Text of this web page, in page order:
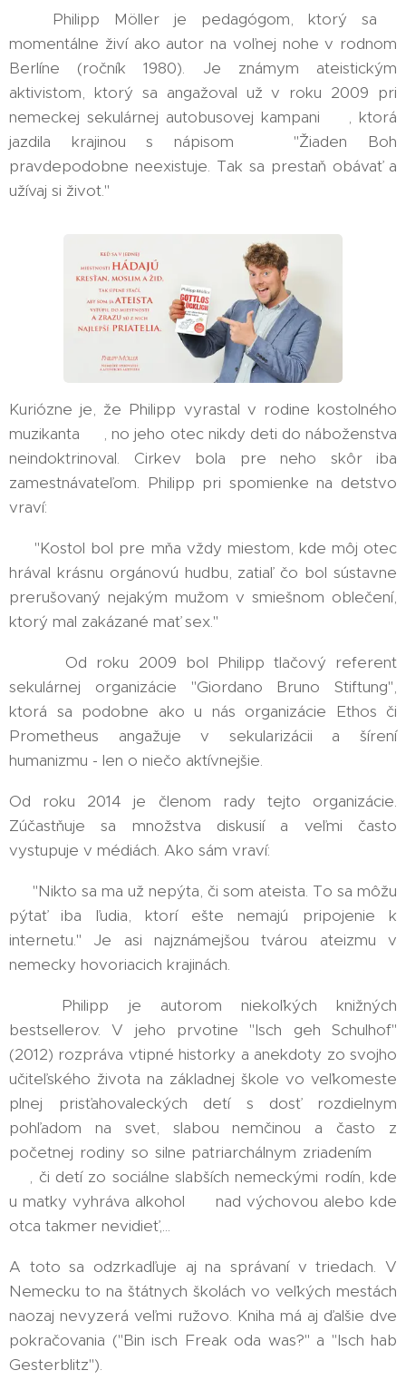
👨‍🏫 Philipp Möller je pedagógom, ktorý sa
momentálne živí ako autor na voľnej nohe v rodnom
Berlíne (ročník 1980). Je známym ateistickým
aktivistom, ktorý sa angažoval už v roku 2009 pri
nemeckej sekulárnej autobusovej kampani 🚌, ktorá
jazdila krajinou s nápisom ➡️ "Žiaden Boh
pravdepodobne neexistuje. Tak sa prestaň obávať a
užívaj si život."
Kuriózne je, že Philipp vyrastal v rodine kostolného
muzikanta 🎹, no jeho otec nikdy deti do náboženstva
neindoktrinoval. Cirkev bola pre neho skôr iba
zamestnávateľom. Philipp pri spomienke na detstvo
vraví:
👉 "Kostol bol pre mňa vždy miestom, kde môj otec
hrával krásnu orgánovú hudbu, zatiaľ čo bol sústavne
prerušovaný nejakým mužom v smiešnom oblečení,
ktorý mal zakázané mať sex." 😇
📰🎤 Od roku 2009 bol Philipp tlačový referent
sekulárnej organizácie "Giordano Bruno Stiftung",
ktorá sa podobne ako u nás organizácie Ethos či
Prometheus angažuje v sekularizácii a šírení
humanizmu - len o niečo aktívnejšie.
Od roku 2014 je členom rady tejto organizácie.
Zúčastňuje sa množstva diskusií a veľmi často
vystupuje v médiách. Ako sám vraví:
👉 "Nikto sa ma už nepýta, či som ateista. To sa môžu
pýtať iba ľudia, ktorí ešte nemajú pripojenie k
internetu." Je asi najznámejšou tvárou ateizmu v
nemecky hovoriacich krajinách.
📚 Philipp je autorom niekoľkých knižných
bestsellerov. V jeho prvotine "Isch geh Schulhof"
(2012) rozpráva vtipné historky a anekdoty zo svojho
učiteľského života na základnej škole vo veľkomeste
plnej prisťahovaleckých detí s dosť rozdielnym
pohľadom na svet, slabou nemčinou a často z
početnej rodiny so silne patriarchálnym zriadením 👳
🧕, či detí zo sociálne slabších nemeckými rodín, kde
u matky vyhráva alkohol 🍷 nad výchovou alebo kde
otca takmer nevidieť,...
A toto sa odzrkadľuje aj na správaní v triedach. V
Nemecku to na štátnych školách vo veľkých mestách
naozaj nevyzerá veľmi ružovo. Kniha má aj ďalšie dve
pokračovania ("Bin isch Freak oda was?" a "Isch hab
Gesterblitz").